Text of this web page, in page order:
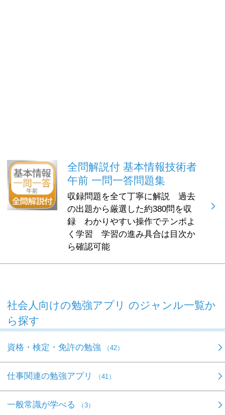
全問解説付 基本情報技術者
午前 一問一答問題集
収録問題を全て丁寧に解説 過去
の出題から厳選した約380問を収
録 わかりやすい操作でテンポよ
く学習 学習の進み具合は目次か
ら確認可能
社会人向けの勉強アプリ のジャンル一覧か
ら探す
資格・検定・免許の勉強 （42）
仕事関連の勉強アプリ （41）
一般常識が学べる （3）